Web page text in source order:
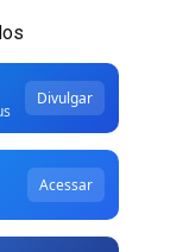
Divulgar
Acessar